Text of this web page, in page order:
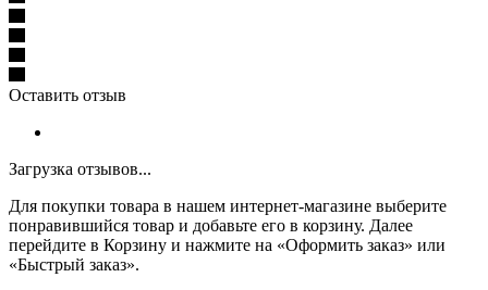
Оставить отзыв
Загрузка отзывов...
Для покупки товара в нашем интернет-магазине выберите
понравившийся товар и добавьте его в корзину. Далее
перейдите в Корзину и нажмите на «Оформить заказ» или
«Быстрый заказ».